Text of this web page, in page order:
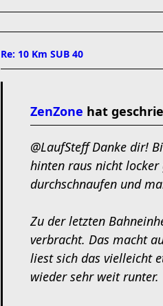
Re: 10 Km SUB 40
ZenZone hat
@LaufSteff Danke dir!
hinten raus nicht
durchschnaufen und
Zu der letzten
verbracht. Das macht
liest sich das vielleicht
wieder sehr weit runter.